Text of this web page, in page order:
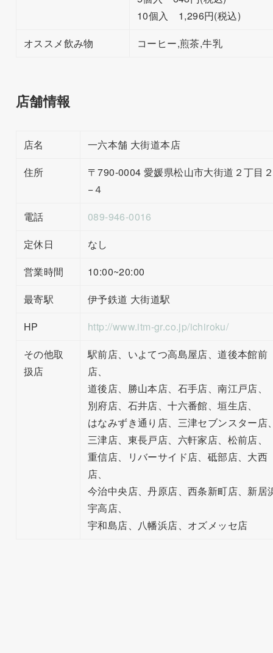
10個入 1,296円(税込)
オススメ飲み物
コーヒー,煎茶,牛乳
店舗情報
店名
一六本舗 大街道本店
住所
〒790-0004 愛媛県松山市大街道２丁目
−４
電話
089-946-0016
定休日
なし
営業時間
10:00~20:00
最寄駅
伊予鉄道 大街道駅
HP
http://www.itm-gr.co.jp/ichiroku/
その他取
扱店
駅前店、いよてつ高島屋店、道後本館前
店、
道後店、勝山本店、石手店、南江戸店、
別府店、石井店、十六番館、垣生店、
はなみずき通り店、三津セブンスター店
三津店、東長戸店、六軒家店、松前店、
重信店、リバーサイド店、砥部店、大西
店、
今治中央店、丹原店、西条新町店、新居
宇高店、
宇和島店、八幡浜店、オズメッセ店